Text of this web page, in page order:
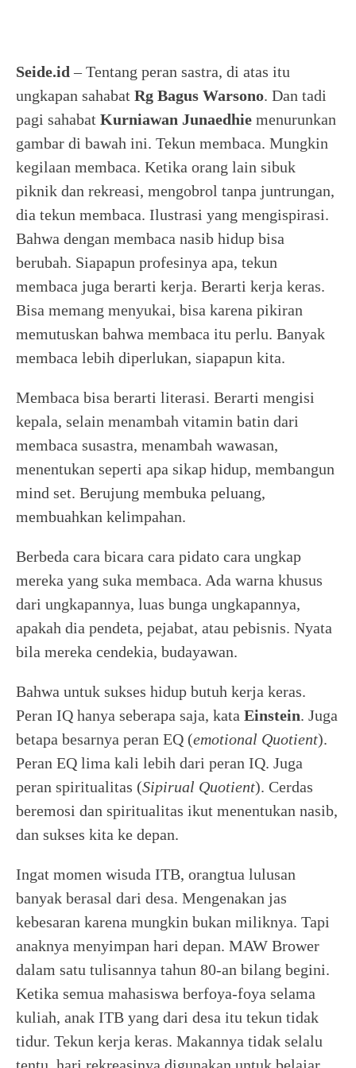
Seide.id – Tentang peran sastra, di atas itu
ungkapan sahabat Rg Bagus Warsono. Dan tadi
pagi sahabat Kurniawan Junaedhie menurunkan
gambar di bawah ini. Tekun membaca. Mungkin
kegilaan membaca. Ketika orang lain sibuk
piknik dan rekreasi, mengobrol tanpa juntrungan,
dia tekun membaca. Ilustrasi yang mengispirasi.
Bahwa dengan membaca nasib hidup bisa
berubah. Siapapun profesinya apa, tekun
membaca juga berarti kerja. Berarti kerja keras.
Bisa memang menyukai, bisa karena pikiran
memutuskan bahwa membaca itu perlu. Banyak
membaca lebih diperlukan, siapapun kita.
Membaca bisa berarti literasi. Berarti mengisi
kepala, selain menambah vitamin batin dari
membaca susastra, menambah wawasan,
menentukan seperti apa sikap hidup, membangun
mind set. Berujung membuka peluang,
membuahkan kelimpahan.
Berbeda cara bicara cara pidato cara ungkap
mereka yang suka membaca. Ada warna khusus
dari ungkapannya, luas bunga ungkapannya,
apakah dia pendeta, pejabat, atau pebisnis. Nyata
bila mereka cendekia, budayawan.
Bahwa untuk sukses hidup butuh kerja keras.
Peran IQ hanya seberapa saja, kata Einstein. Juga
betapa besarnya peran EQ (emotional Quotient).
Peran EQ lima kali lebih dari peran IQ. Juga
peran spiritualitas (Sipirual Quotient). Cerdas
beremosi dan spiritualitas ikut menentukan nasib,
dan sukses kita ke depan.
Ingat momen wisuda ITB, orangtua lulusan
banyak berasal dari desa. Mengenakan jas
kebesaran karena mungkin bukan miliknya. Tapi
anaknya menyimpan hari depan. MAW Brower
dalam satu tulisannya tahun 80-an bilang begini.
Ketika semua mahasiswa berfoya-foya selama
kuliah, anak ITB yang dari desa itu tekun tidak
tidur. Tekun kerja keras. Makannya tidak selalu